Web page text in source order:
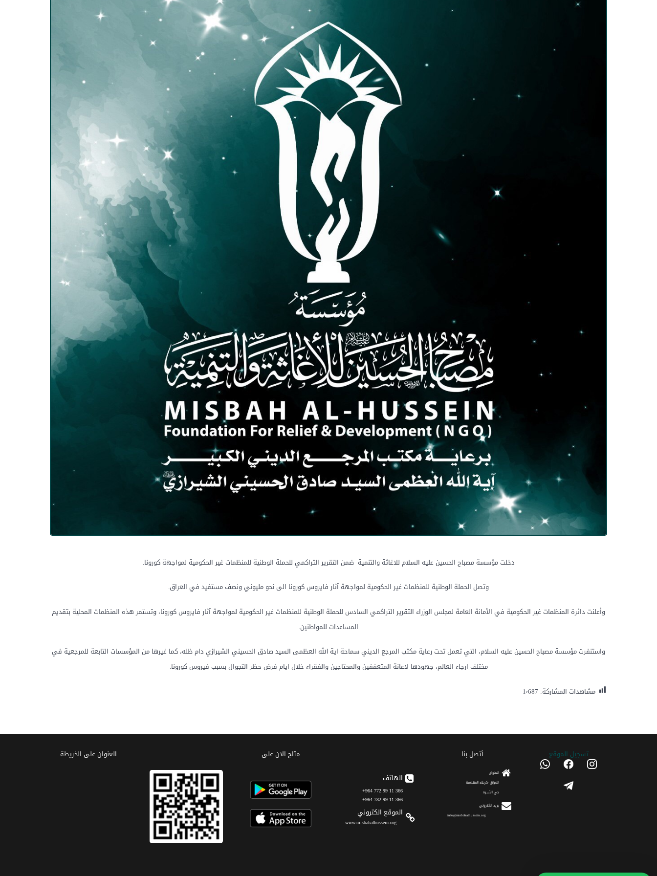
دخلت مؤسسة مصباح الحسين عليه السلام للاغاثة والتنمية ضمن التقرير التراكمي للحملة الوطنية للمنظمات غير الحكومية لمواجهة كورونا.
وتصل الحملة الوطنية للمنظمات غير الحكومية لمواجهة آثار فايروس كورونا الى نحو مليوني ونصف مستفيد في العراق.
وأعلنت دائرة المنظمات غير الحكومية في الأمانة العامة لمجلس الوزراء التقرير التراكمي السادس للحملة الوطنية للمنظمات غير الحكومية لمواجهة آثار فايروس كورونا، وتستمر هذه المنظمات المحلية بتقديم
المساعدات للمواطنين.
واستنفرت مؤسسة مصباح الحسين عليه السلام، التي تعمل تحت رعاية مكتب المرجع الديني سماحة اية الله العظمى السيد صادق الحسيني الشيرازي دام ظله، كما غيرها من المؤسسات التابعة للمرجعية في
مختلف ارجاء العالم، جهودها لاعانة المتعففين والمحتاجين والفقراء خلال ايام فرض حظر التجوال بسبب فيروس كورونا.
مشاهدات المشاركة: 1٬687
تسجیل الموقعinstagram
facebook
whatsapp
telegram
أتصل بنا
العنوان
العراق -كربلاء المقدسة
حي الأسرة
برید الکتروني
info@misbahalhussein.org
الهاتف
366 11 99 772 964+
366 11 99 782 964+
الموقع الکتروني
www.misbahalhussein.org
متاح الان على العنوان علی الخریطة